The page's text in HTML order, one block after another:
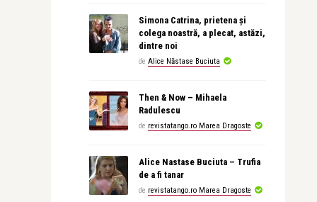
Simona Catrina, prietena și
colega noastră, a plecat, astăzi,
dintre noi
de Alice Năstase Buciuta
Then & Now – Mihaela
Radulescu
de revistatango.ro Marea Dragoste
Alice Nastase Buciuta – Trufia
de a fi tanar
de revistatango.ro Marea Dragoste